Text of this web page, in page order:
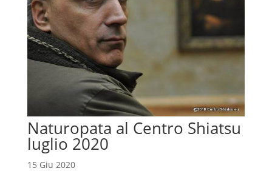
Naturopata al Centro Shiatsu
luglio 2020
15 Giu 2020